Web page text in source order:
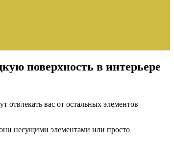
поверхность в интерьере
вас от остальных элементов
несущими элементами или просто